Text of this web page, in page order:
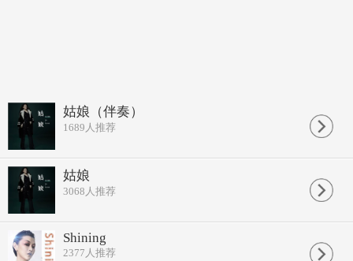
姑娘（伴奏）
1689 人推荐
姑娘
3068 人推荐
Shining
2377 人推荐